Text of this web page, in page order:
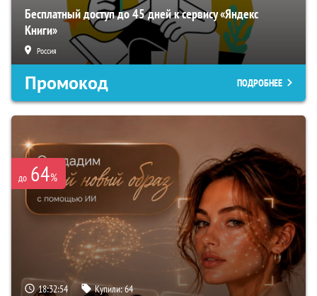
Бесплатный доступ до 45 дней к сервису «Яндекс
Книги»
Россия
Промокод ПОДРОБНЕЕ
до 64%
18:32:53 Купили:64